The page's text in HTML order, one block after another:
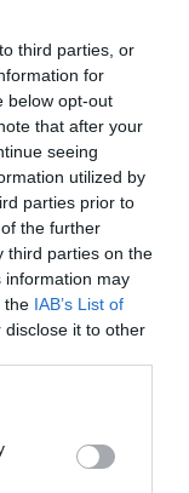
third parties, or
for
below opt-out
that after your
seeing
utilized by
parties prior to
the further
third parties on the
information may
the IAB’s List of
it to other
or more Google
You may click to
party tags to
problem možete
ga u sitnim
Budite oprezni,
probleme sa
pelina. Možete
biljke prelijte sa
noge na 25